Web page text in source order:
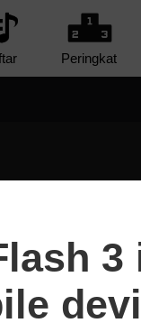
Peringkat